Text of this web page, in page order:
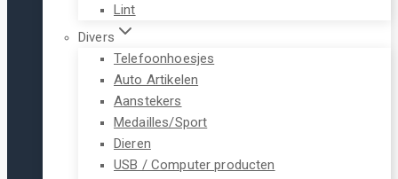
Lint
Divers
Telefoonhoesjes
Auto Artikelen
Aanstekers
Medailles/Sport
Dieren
USB / Computer producten